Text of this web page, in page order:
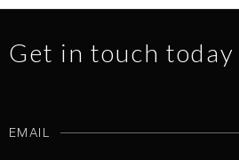
Get in touch today
EMAIL